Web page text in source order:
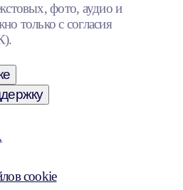
фото, аудио и
только с согласия
cookie